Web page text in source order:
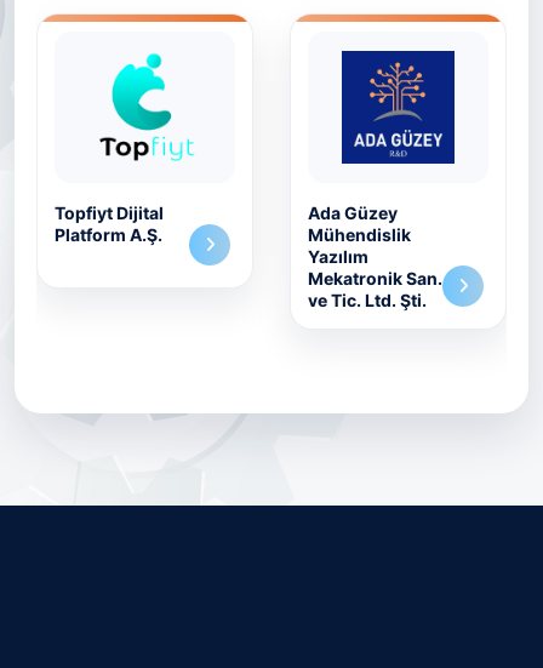
Topfiyt Dijital
Platform A.Ş.
Ada Güzey
Mühendislik
Yazılım
Mekatronik San.
ve Tic. Ltd. Şti.